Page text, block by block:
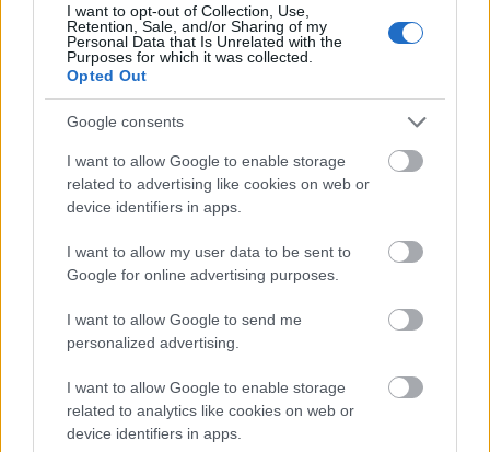
I want to opt-out of Collection, Use,
Retention, Sale, and/or Sharing of my
Personal Data that Is Unrelated with the
Purposes for which it was collected.
Opted Out
Google consents
I want to allow Google to enable storage
related to advertising like cookies on web or
device identifiers in apps.
I want to allow my user data to be sent to
Google for online advertising purposes.
I want to allow Google to send me
personalized advertising.
I want to allow Google to enable storage
related to analytics like cookies on web or
device identifiers in apps.
Γιατί δεν πρέπει να βάζεις ΠΟΤΕ μαχαίρι σε